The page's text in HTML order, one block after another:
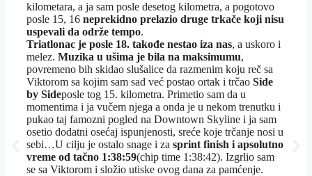
kilometara, a ja sam posle desetog kilometra, a pogotovo
posle 15, 16 neprekidno prelazio druge trkače koji nisu
uspevali da održe tempo.
Triatlonac je posle 18. takođe nestao iza nas, a uskoro i
melez. Muzika u ušima je bila na maksimumu,
povremeno bih skidao slušalice da razmenim koju reč sa
Viktorom sa kojim sam sad već postao ortak i trčao Side
by Sideposle tog 15. kilometra. Primetio sam da u
momentima i ja vučem njega a onda je u nekom trenutku i
pukao taj famozni pogled na Downtown Skyline i ja sam
osetio dodatni osećaj ispunjenosti, sreće koje trčanje nosi u
sebi…U cilju je ostalo snage i za sprint finish i apsolutno
vreme od tačno 1:38:59(chip time 1:38:42). Izgrlio sam
se sa Viktorom i složio utiske ovog dana za pamćenje.